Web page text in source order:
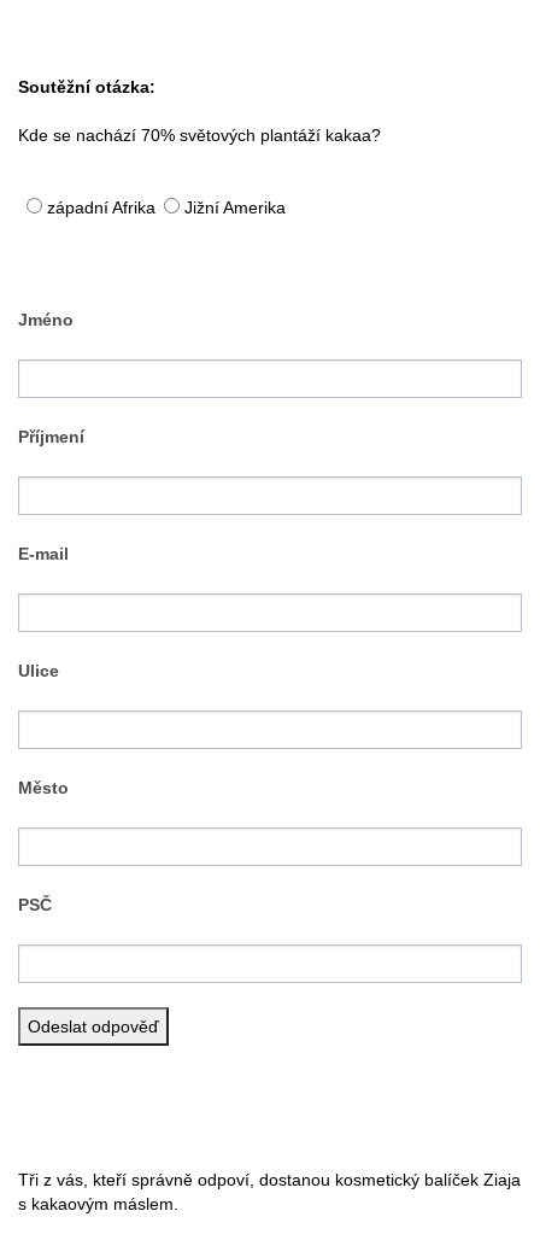
Soutěžní otázka:
Kde se nachází 70% světových plantáží kakaa?
západní Afrika Jižní Amerika
Jméno
Příjmení
E-mail
Ulice
Město
PSČ
Tři z vás, kteří správně odpoví, dostanou kosmetický balíček Ziaja
s kakaovým máslem.